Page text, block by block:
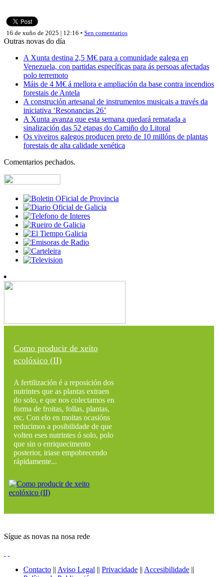
16 de xuño de 2025 | 12:16 • Sen comentarios
Outras novas do día
A Xunta destina 2,5 M€ para a comunidade galega en
Venezuela, con partidas específicas para ás persoas afectadas
polo terremoto
Máis de 4 M€ á mellora e ampliación da base contra incendios
forestais de Antela
A construción artesanal de instrumentos musicais a través da
iniciativa ‘Resonancias 26’
A Xunta avanza que esta semana quedará rematada a
sinalización das 52 etapas do Camiño do Litoral
Os viveiros galegos producen preto de 10 millóns de plantas
forestais de alta calidade xenética
Comentarios pechados.
Como producir de xeito
ecolóxico (II)
A fertilización é a reposición dos
nutrintes que as plantas extraen
do solo, e que nos colectamos en
forma de froitas, follas, plantas,
etc. Con elo en moitas ocasións
reducimos a posibilidade de que
volten eses nutrintes ó solo, polo
que sin o enriquecimento
posterior, iriase empobrecendo
rápidamente...
Sígue as novas na nosa rede
Contacto || Aviso Legal || Privacidade || Accesibilidade ||